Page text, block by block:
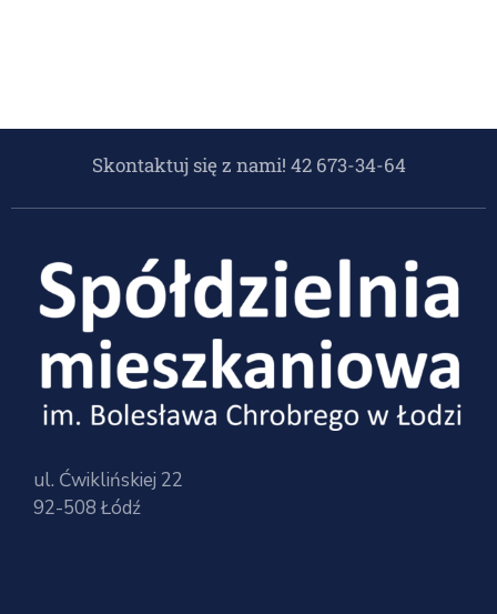
Skontaktuj się z nami! 42 673-34-64
ul. Ćwiklińskiej 22
92-508 Łódź